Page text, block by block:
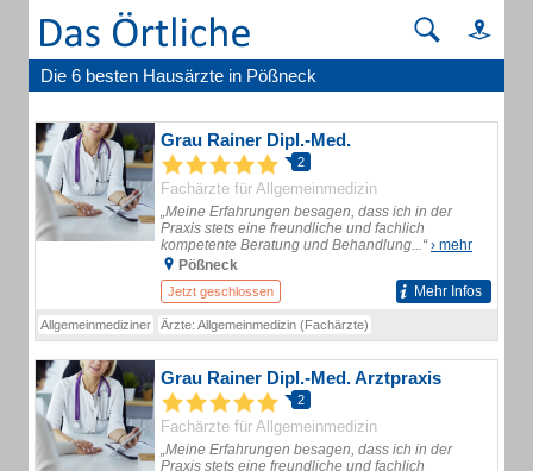
Die 6 besten Hausärzte in Pößneck
Grau Rainer Dipl.-Med.
2
Fachärzte für Allgemeinmedizin
„Meine Erfahrungen besagen, dass ich in der
Praxis stets eine freundliche und fachlich
kompetente Beratung und Behandlung...“› mehr
Pößneck
Jetzt geschlossen Mehr Infos
Allgemeinmediziner Ärzte: Allgemeinmedizin (Fachärzte)
Grau Rainer Dipl.-Med. Arztpraxis
2
Fachärzte für Allgemeinmedizin
„Meine Erfahrungen besagen, dass ich in der
Praxis stets eine freundliche und fachlich